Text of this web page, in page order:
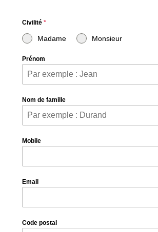
Civilité *
Madame Monsieur
Prénom
Nom de famille
Mobile
Email
Code postal